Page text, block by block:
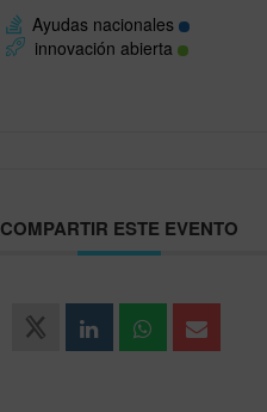
Ayudas nacionales
innovación abierta
COMPARTIR ESTE EVENTO